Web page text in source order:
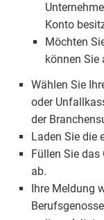
Konto
Möchten
können Sie
Wählen Sie
oder
der
Laden Sie die
Füllen Sie das
ab.
Ihre Meldung